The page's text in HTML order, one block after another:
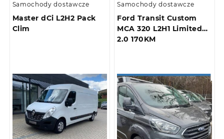
Samochody dostawcze
Master dCi L2H2 Pack
Clim
Samochody dostawcze
Ford Transit Custom
MCA 320 L2H1 Limited
2.0 170KM